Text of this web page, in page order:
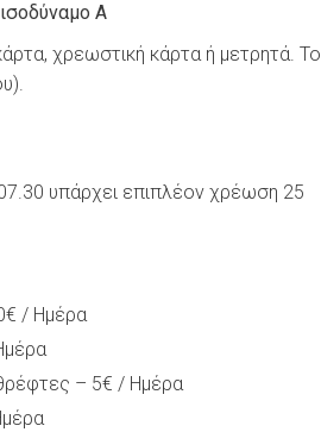
A
χρεωστική κάρτα ή μετρητά. Το
υπάρχει επιπλέον χρέωση 25
/ Ημέρα
– 5€ / Ημέρα